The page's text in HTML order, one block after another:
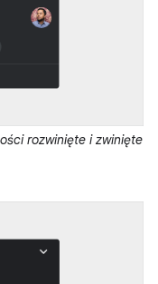
rozwinięte i zwinięte